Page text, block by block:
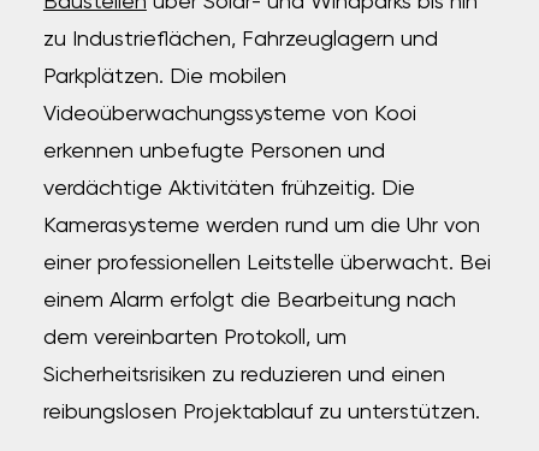
zu Industrieflächen, Fahrzeuglagern und
Parkplätzen. Die mobilen
Videoüberwachungssysteme von Kooi
erkennen unbefugte Personen und
verdächtige Aktivitäten frühzeitig. Die
Kamerasysteme werden rund um die Uhr von
einer professionellen Leitstelle überwacht. Bei
einem Alarm erfolgt die Bearbeitung nach
dem vereinbarten Protokoll, um
Sicherheitsrisiken zu reduzieren und einen
reibungslosen Projektablauf zu unterstützen.